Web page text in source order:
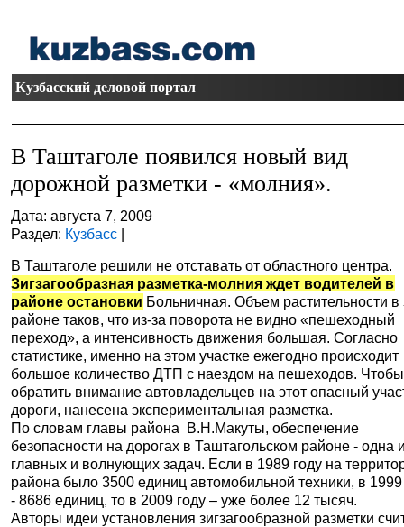
Кузбасский деловой портал
В Таштаголе появился новый вид
дорожной разметки - «молния».
Дата: августа 7, 2009
Раздел: Кузбасс |
В Таштаголе решили не отставать от областного центра.
Зигзагообразная разметка-молния ждет водителей в
районе остановки Больничная. Объем растительности в
районе таков, что из-за поворота не видно «пешеходный
переход», а интенсивность движения большая. Согласно
статистике, именно на этом участке ежегодно происходит
большое количество ДТП с наездом на пешеходов. Чтобы
обратить внимание автовладельцев на этот опасный
дороги, нанесена экспериментальная разметка.
По словам главы района В.Н.Макуты,обеспечение
безопасности на дорогах в Таштагольском районе -одна
главных и волнующих задач. Если в 1989 году на
района было 3500 единиц автомобильной техники, в 1999
- 8686 единиц, то в 2009 году – уже более 12 тысяч.
Авторы идеи установления зигзагообразной разметки